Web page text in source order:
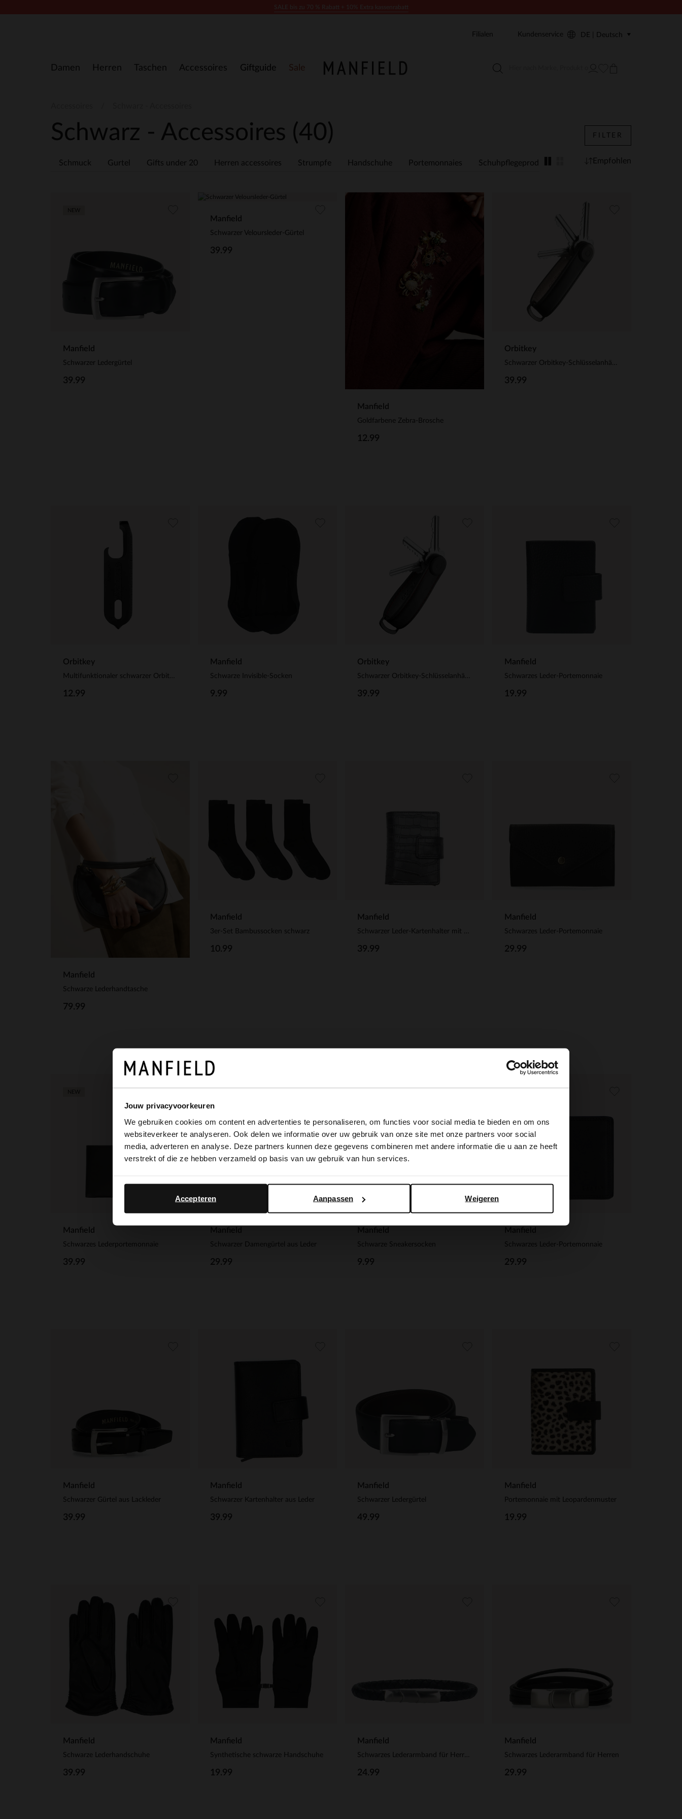
Jouw privacyvoorkeuren
We gebruiken cookies om content en advertenties te personaliseren, om functies voor social media te bieden en om ons
websiteverkeer te analyseren. Ook delen we informatie over uw gebruik van onze site met onze partners voor social
media, adverteren en analyse. Deze partners kunnen deze gegevens combineren met andere informatie die u aan ze heeft
verstrekt of die ze hebben verzameld op basis van uw gebruik van hun services.
Weigeren
Aanpassen
Accepteren
Damen Herren Taschen Accessoires Giftguide Sale
Filialen Kundenservice DE | Deutsch
Schwarz - Accessoires (40)
Schmuck Gurtel Gifts under 20 Herren accessoires Strumpfe Handschuhe Portemonnaies Schuhpflegeprodukte Gifts for Her
FILTER
Empfohlen
Manfield
Schwarzer Ledergürtel
39.99
Manfield
Schwarzer Veloursleder-Gürtel
39.99
Manfield
Goldfarbene Zebra-Brosche
12.99
Orbitkey
Schwarzer Orbitkey-Schlüsselanhänger aus Leder
39.99
Orbitkey
12.99
Manfield
Schwarze Invisible-Socken
9.99
Orbitkey
39.99
Manfield
Schwarzes Leder-Portemonnaie
19.99
Manfield
Schwarze Lederhandtasche
79.99
Manfield
3er-Set Bambussocken schwarz
10.99
Manfield
39.99
Manfield
Schwarzes Leder-Portemonnaie
29.99
Manfield
Schwarzes Lederportemonnaie
39.99
Schwarzer Damengürtel aus Leder
29.99
Schwarze Sneakersocken
9.99
Schwarzes Leder-Portemonnaie
29.99
Manfield
Schwarzer Gürtel aus Lackleder
39.99
Manfield
Schwarzer Kartenhalter aus Leder
39.99
Manfield
Schwarzer Ledergürtel
49.99
Manfield
Portemonnaie mit Leopardenmuster
19.99
Manfield
Schwarze Lederhandschuhe
39.99
Manfield
Synthetische schwarze Handschuhe
19.99
Manfield
24.99
Manfield
Schwarzes Lederarmband für Herren
29.99
×
It looks like your language isn't Dutch. Would you like to